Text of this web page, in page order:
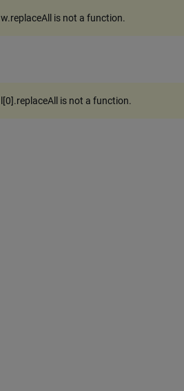
w.replaceAll is not a function.
l[0].replaceAll is not a function.